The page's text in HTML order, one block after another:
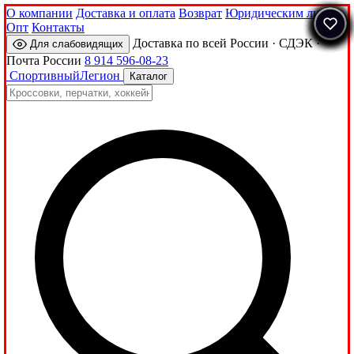
О компании Доставка и оплата Возврат Юридическим лицам
Опт Контакты
Для слабовидящих
Доставка по всей России · СДЭК ·
Почта России 8 914 596-08-23
СпортивныйЛегион Каталог